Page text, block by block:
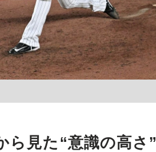
ら見た“意識の高さ”